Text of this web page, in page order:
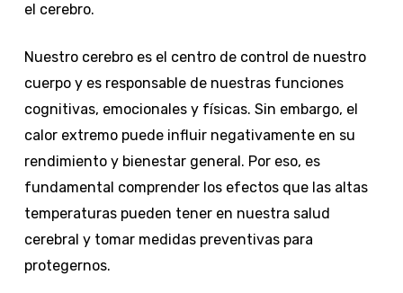
el cerebro.
Nuestro cerebro es el centro de control de nuestro
cuerpo y es responsable de nuestras funciones
cognitivas, emocionales y físicas. Sin embargo, el
calor extremo puede influir negativamente en su
rendimiento y bienestar general. Por eso, es
fundamental comprender los efectos que las altas
temperaturas pueden tener en nuestra salud
cerebral y tomar medidas preventivas para
protegernos.